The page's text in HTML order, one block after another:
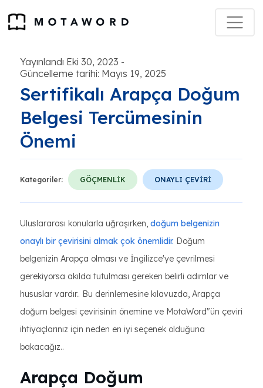
Yayınlandı Eki 30, 2023 -
Güncelleme tarihi: Mayıs 19, 2025
Sertifikalı Arapça Doğum
Belgesi Tercümesinin
Önemi
Kategoriler: GÖÇMENLİK ONAYLI ÇEVİRİ
Uluslararası konularla uğraşırken, doğum belgenizin
onaylı bir çevirisini almak çok önemlidir. Doğum
belgenizin Arapça olması ve İngilizce'ye çevrilmesi
gerekiyorsa akılda tutulması gereken belirli adımlar ve
hususlar vardır.. Bu derinlemesine kılavuzda, Arapça
doğum belgesi çevirisinin önemine ve MotaWord"ün çeviri
ihtiyaçlarınız için neden en iyi seçenek olduğuna
bakacağız..
Arapça Doğum